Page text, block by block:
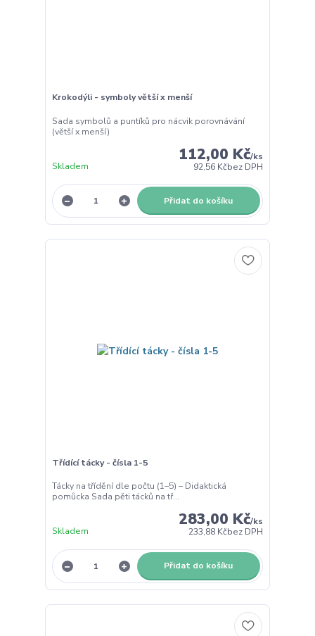
Krokodýli - symboly větší x menší
Sada symbolů a puntíků pro nácvik porovnávání
(větší x menší)
112,00 Kč/ks
92,56 Kčbez DPH
Skladem
Přidat do košíku
Třídící tácky - čísla 1-5
Tácky na třídění dle počtu (1–5) – Didaktická
pomůcka Sada pěti tácků na tř...
283,00 Kč/ks
233,88 Kčbez DPH
Skladem
Přidat do košíku